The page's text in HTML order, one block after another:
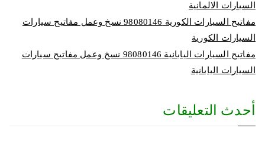
السيارات الالمانية
مفاتيح السيارات الكورية 98080146‬ نسخ وعمل مفاتيح سيارات
السيارات الكورية
مفاتيح السيارات اليابانية 98080146‬ نسخ وعمل مفاتيح سيارات
السيارات اليابانية
أحدث التعليقات